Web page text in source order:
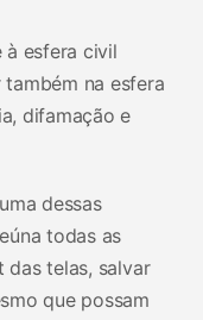
à esfera civil
na esfera
difamação e
dessas
todas as
das telas, salvar
que possam